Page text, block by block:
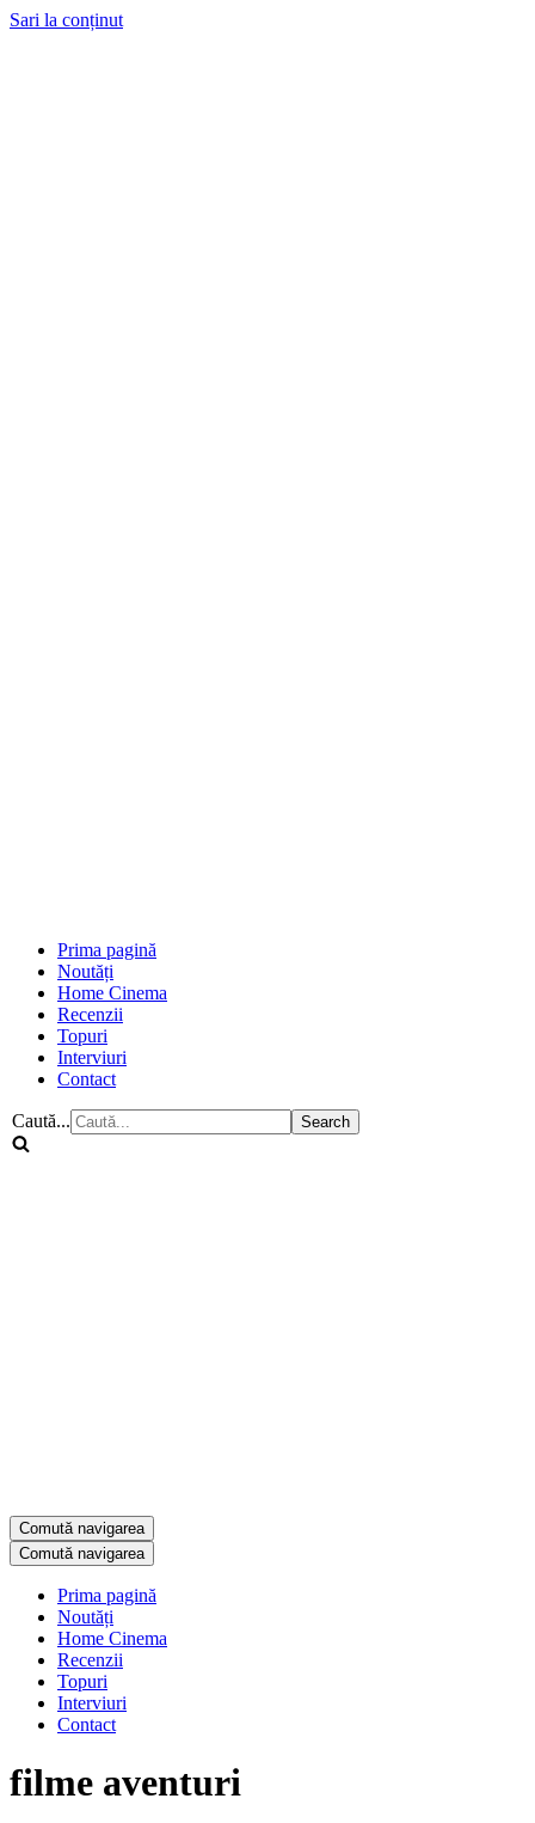
Sari la conținut
Prima pagină
Noutăți
Home Cinema
Recenzii
Topuri
Interviuri
Contact
Caută...
Comută navigarea
Comută navigarea
Prima pagină
Noutăți
Home Cinema
Recenzii
Topuri
Interviuri
Contact
filme aventuri